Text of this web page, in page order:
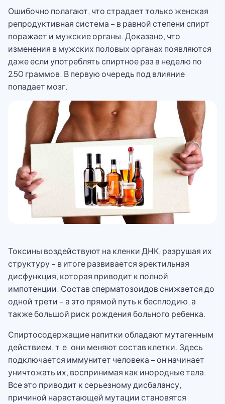
Ошибочно полагают, что страдает только женская
репродуктивная система – в равной степени спирт
поражает и мужские органы. Доказано, что
изменения в мужских половых органах появляются
даже если употреблять спиртное раз в неделю по
250 граммов. В первую очередь под влияние
попадает мозг.
Токсины воздействуют на кленки ДНК, разрушая их
структуру – в итоге развивается эректильная
дисфункция, которая приводит к полной
импотенции. Состав сперматозоидов снижается до
одной трети – а это прямой путь к бесплодию, а
также большой риск рождения больного ребенка.
Спиртосодержащие напитки обладают мутагенным
действием, т.е. они меняют состав клетки. Здесь
подключается иммунитет человека – он начинает
уничтожать их, воспринимая как инородные тела.
Все это приводит к серьезному дисбалансу,
причиной нарастающей мутации становятся